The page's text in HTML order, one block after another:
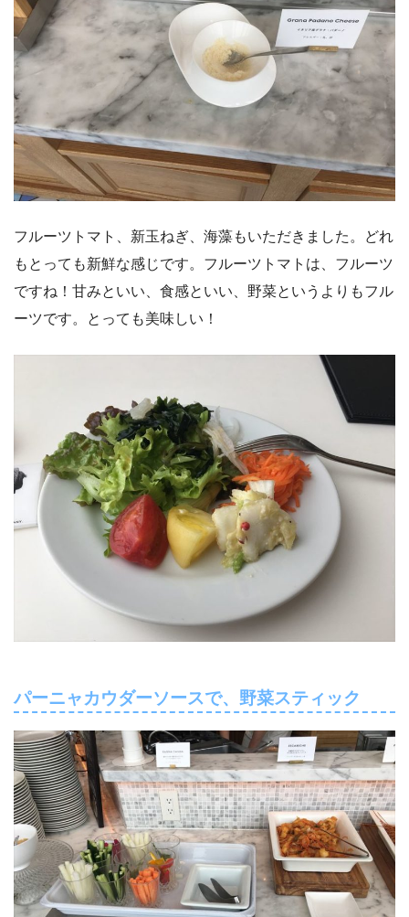
フルーツトマト、新玉ねぎ、海藻もいただきました。どれ
もとっても新鮮な感じです。フルーツトマトは、フルーツ
ですね！甘みといい、食感といい、野菜というよりもフル
ーツです。とっても美味しい！
パーニャカウダーソースで、野菜スティック